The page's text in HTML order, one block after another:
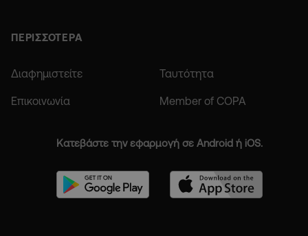
ΠΕΡΙΣΣΟΤΕΡΑ
Διαφημιστείτε Ταυτότητα
Επικοινωνία Member of COPA
Κατεβάστε την εφαρμογή σε Android ή iOS.